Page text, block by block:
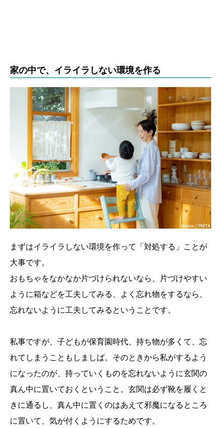
家の中で、イライラしない環境を作る
まずはイライラしない環境を作って「対処する」ことが
大事です。
おもちゃをなかなか片づけられないなら、片づけやすい
ように箱などを工夫してみる、よく忘れ物をするなら、
忘れないように工夫してみるということです。
私事ですが、子どもが保育園時代、持ち物が多くて、忘
れてしまうこともしましば。そのときから私がするよう
になったのが、持っていくものを忘れないように玄関の
真ん中に置いておくということ。玄関は必ず靴を履くと
きに通るし、真ん中に置くのはあえて邪魔になるところ
に置いて、気が付くようにするためです。